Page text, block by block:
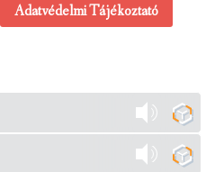
Adatvédelmi Tájékoztató